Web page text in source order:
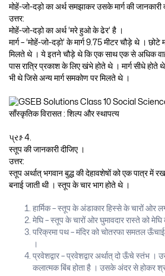
मोहें-जो-दड़ो का अर्थ समझाकर उसके मार्ग की जानकारी
उत्तर:
मोहें-जो-दड़ो का अर्थ ‘मरे हुओ के ढेर’ है ।
मार्ग – ‘मोहें-जो-दड़ो’ के मार्ग 9.75 मीटर चौड़े थे । छोटे
मिलते थे । ये इतने चौड़े थे कि एक साथ एक से अधिक
पास रात्रि प्रकाश के लिए खंभे होते थे । मार्ग सीधे होते
भी थे जिसे अन्य मार्ग समकोण पर मिलते थे ।
પ્રશ્ન 4.
स्तूप की जानकारी दीजिए ।
उत्तर:
स्तूप अर्थात् भगवान बुद्ध की देहावशेषों को एक पात्र में
बनाई जाती थी । स्तूप के चार भाग होते थे ।
हार्मिक – स्तूप के अंडाकार हिस्से के चारों ओर
मेघि – स्तूप के चारों ओर घुमावदार रास्ते को
परिक्रमा पथ – मंदिर को चोतरफा समतल
।
प्रवेशद्वार – प्रवेशद्वार अर्थात् दो ऊँचे स्तंभ
कलात्मक बिंब होता है । उसके अंदर से होकर